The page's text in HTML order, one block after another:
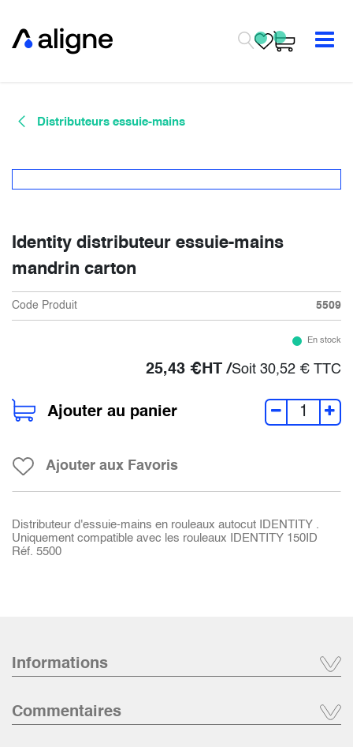
Distributeurs essuie-mains
Identity distributeur essuie-mains
mandrin carton
Code Produit 5509
En stock
25,43 €HT /Soit 30,52 € TTC
Ajouter au panier
Ajouter aux Favoris
Distributeur d'essuie-mains en rouleaux autocut IDENTITY .
Uniquement compatible avec les rouleaux IDENTITY 150ID
Réf. 5500
Informations
Commentaires